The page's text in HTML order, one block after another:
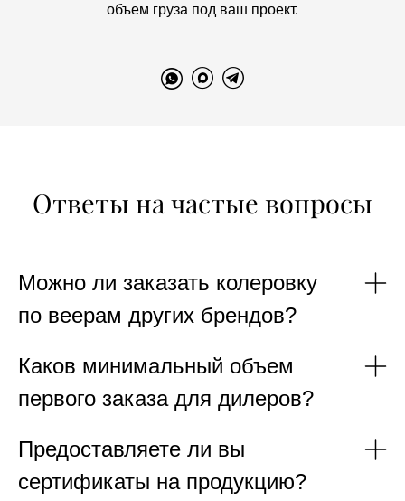
объем груза под ваш проект.
Ответы на частые вопросы
Можно ли заказать колеровку
по веерам других брендов?
Каков минимальный объем
первого заказа для дилеров?
Предоставляете ли вы
сертификаты на продукцию?